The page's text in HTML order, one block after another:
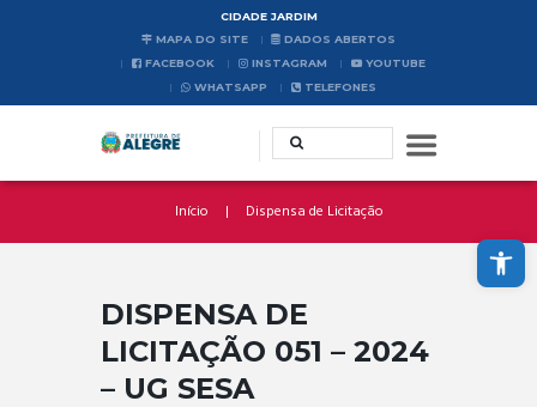
Abrir a barra de ferramentas
CIDADE JARDIM
MAPA DO SITE
DADOS ABERTOS
FACEBOOK
INSTAGRAM
YOUTUBE
WHATSAPP
TELEFONES
Início Dispensa de Licitação
DISPENSA DE
LICITAÇÃO 051 – 2024
– UG SESA